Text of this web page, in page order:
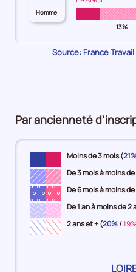
Homme
le
territoire
34
des
hommes
territoire
Hommes
24
34
13%
Source: France
Par ancienneté
Moins de 3 mois (
De 3 mois à moins
De 6 mois à moins
De 1 an à moins de 2
2 ans et + (20%/19%
Pour